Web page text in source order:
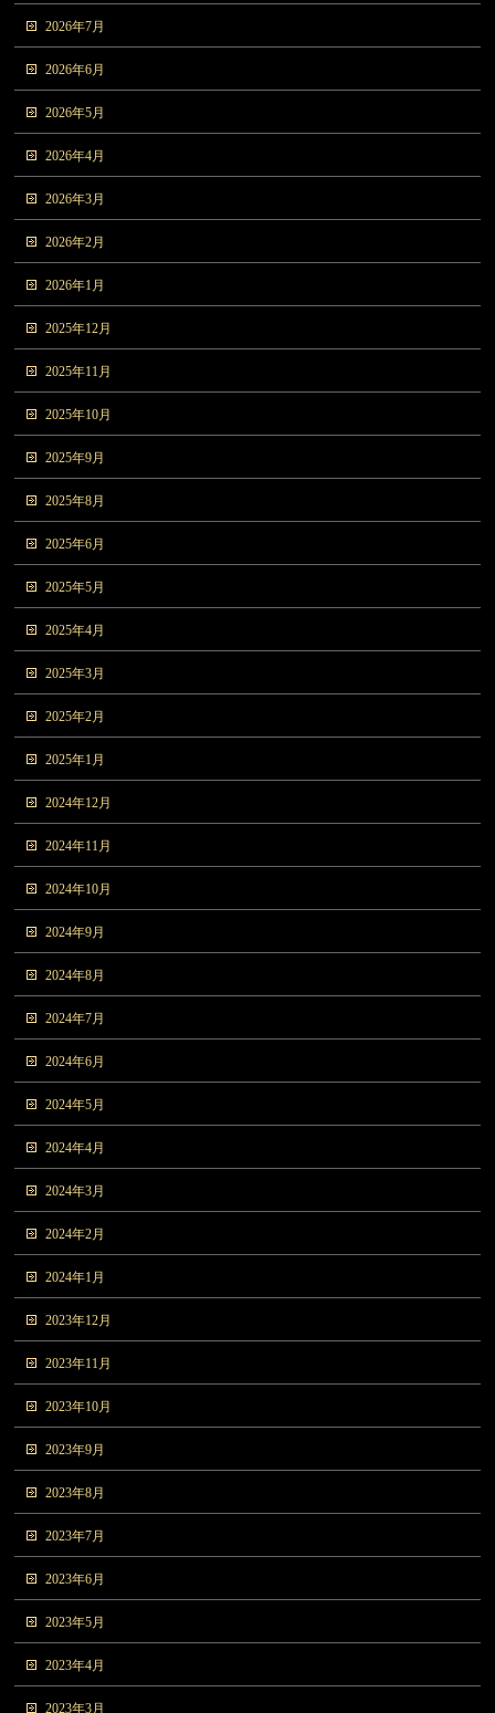
2026年7月
2026年6月
2026年5月
2026年4月
2026年3月
2026年2月
2026年1月
2025年12月
2025年11月
2025年10月
2025年9月
2025年8月
2025年6月
2025年5月
2025年4月
2025年3月
2025年2月
2025年1月
2024年12月
2024年11月
2024年10月
2024年9月
2024年8月
2024年7月
2024年6月
2024年5月
2024年4月
2024年3月
2024年2月
2024年1月
2023年12月
2023年11月
2023年10月
2023年9月
2023年8月
2023年7月
2023年6月
2023年5月
2023年4月
2023年3月